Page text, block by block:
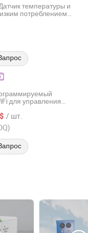
температуры и
потреблением
CO.,LTD
для управления
/ шт.